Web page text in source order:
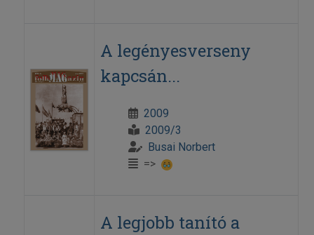
A legényesverseny
kapcsán...
2009
2009/3
Busai Norbert
=>
A legjobb tanító a